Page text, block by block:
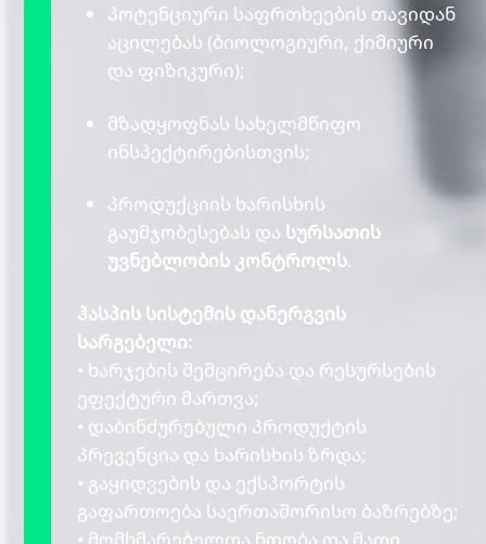
პოტენციური საფრთხეების თავიდან
აცილებას (ბიოლოგიური, ქიმიური
და ფიზიკური);
მზადყოფნას სახელმწიფო
ინსპექტირებისთვის;
პროდუქციის ხარისხის
გაუმჯობესებას და სურსათის
უვნებლობის კონტროლს.
ჰასპის სისტემის დანერგვის
სარგებელი:
• ხარჯების შემცირება და რესურსების
ეფექტური მართვა;
• დაბინძურებული პროდუქტის
პრევენცია და ხარისხის ზრდა;
• გაყიდვების და ექსპორტის
გაფართოება საერთაშორისო ბაზრებზე;